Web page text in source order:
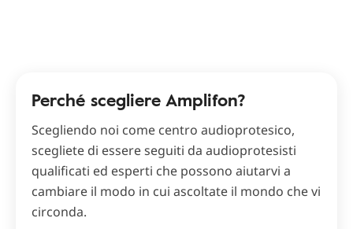
Perché scegliere Amplifon?
Scegliendo noi come centro audioprotesico,
scegliete di essere seguiti da audioprotesisti
qualificati ed esperti che possono aiutarvi a
cambiare il modo in cui ascoltate il mondo che vi
circonda.